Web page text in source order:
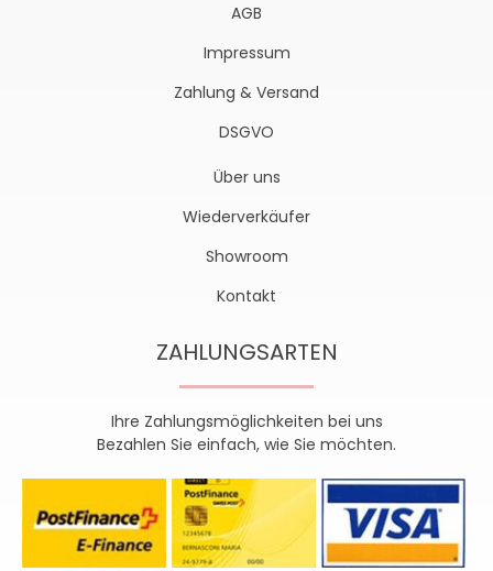
AGB
Impressum
Zahlung & Versand
DSGVO
Über uns
Wiederverkäufer
Showroom
Kontakt
ZAHLUNGSARTEN
Ihre Zahlungsmöglichkeiten bei uns
Bezahlen Sie einfach, wie Sie möchten.